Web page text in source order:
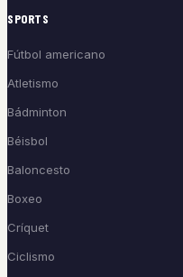
SPORTS
Fútbol americano
Atletismo
Bádminton
Béisbol
Baloncesto
Boxeo
Críquet
Ciclismo